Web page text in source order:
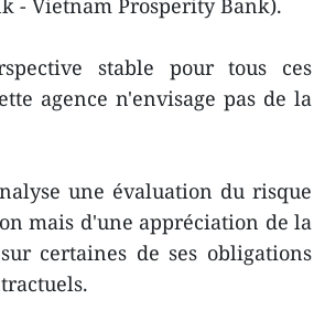
- Vietnam Prosperity Bank).
stable pour tous ces
agence n'envisage pas de la
une évaluation du risque
mais d'une appréciation de la
certaines de ses obligations